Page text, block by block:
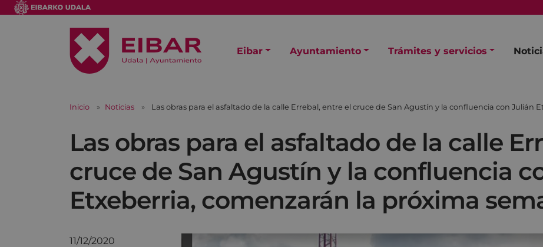
Eibar Ayuntamiento Trámites y servicios
Inicio Noticias Las obras para el asfaltado de la calle Errebal, entre el cruce de San Agustín y la confluencia con Julián
Las obras para el asfaltado de la calle
cruce de San Agustín y la confluencia
Etxeberria, comenzarán la próxima
11/12/2020